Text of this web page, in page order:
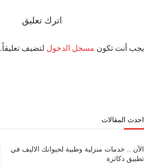
اترك تعليق
يجب أنت تكون مسجل الدخول لتضيف تعليقاً.
احدث المقالات
الآن .. خدمات منزلية وطبية لحيوانك الاليف في
تطبيق دكاترة